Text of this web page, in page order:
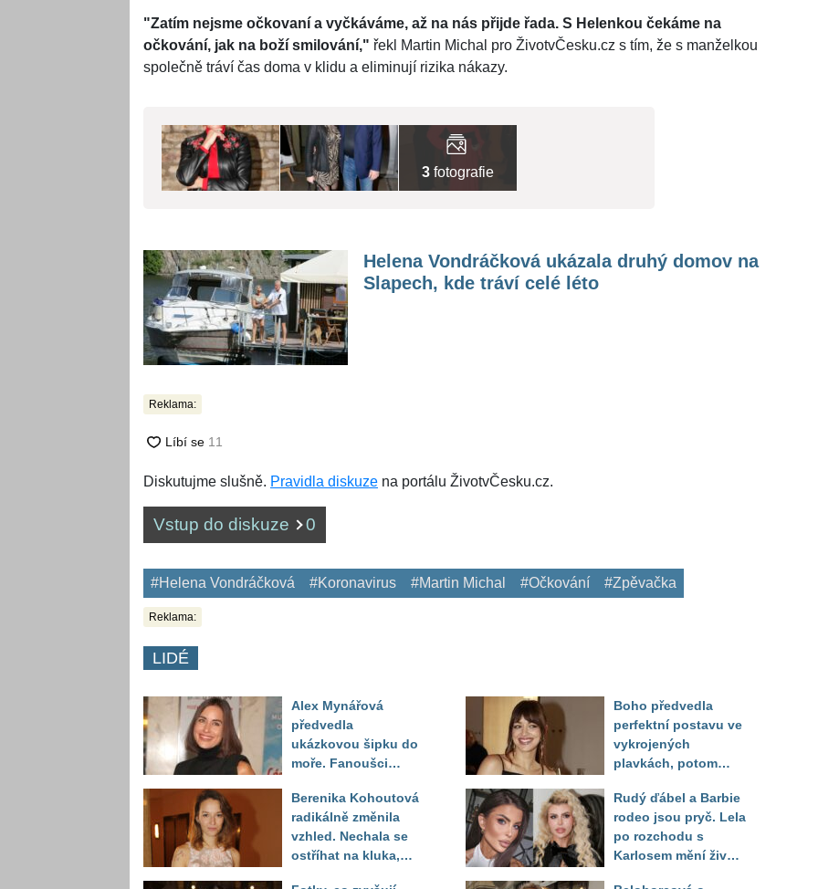
"Zatím nejsme očkovaní a vyčkáváme, až na nás přijde řada. S Helenkou čekáme na
očkování, jak na boží smilování," řekl Martin Michal pro ŽivotvČesku.cz s tím, že s manželkou
společně tráví čas doma v klidu a eliminují rizika nákazy.
3 fotografie
Helena Vondráčková ukázala druhý domov na
Slapech, kde tráví celé léto
Reklama:
Diskutujme slušně. Pravidla diskuze na portálu ŽivotvČesku.cz.
Vstup do diskuze 0
#Helena Vondráčková #Koronavirus #Martin Michal #Očkování #Zpěvačka
Reklama:
LIDÉ
Alex Mynářová
předvedla
ukázkovou šipku do
moře. Fanoušci
toho vypadá
Berenika Kohoutová
radikálně změnila
vzhled. Nechala se
ostříhat na kluka,
Boho předvedla
perfektní postavu ve
vykrojených
plavkách, potom
těla
Rudý ďábel a Barbie
rodeo jsou pryč. Lela
po rozchodu s
Karlosem mění život i